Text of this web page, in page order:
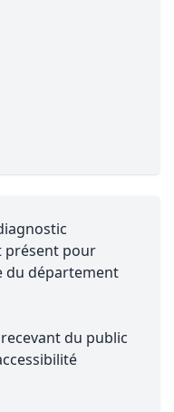
présent pour
du département
du public